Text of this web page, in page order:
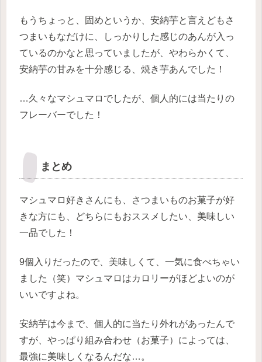
もうちょっと、固めというか、安納芋と言えどもさ
つまいもなだけに、しっかりした感じのあんが入っ
ているのかなと思っていましたが、やわらかくて、
安納芋の甘みを十分感じる、焼き芋あんでした！
…久々なマシュマロでしたが、個人的には当たりの
フレーバーでした！
まとめ
マシュマロ好きさんにも、さつまいものお菓子が好
きな方にも、どちらにもおススメしたい、美味しい
一品でした！
9個入りだったので、美味しくて、一気に食べちゃい
ました（笑）マシュマロはカロリーがほどよいのが
いいですよね。
安納芋は今まで、個人的に当たり外れがあったんで
すが、やっぱり組み合わせ（お菓子）によっては、
最強に美味しくなるんだな…。